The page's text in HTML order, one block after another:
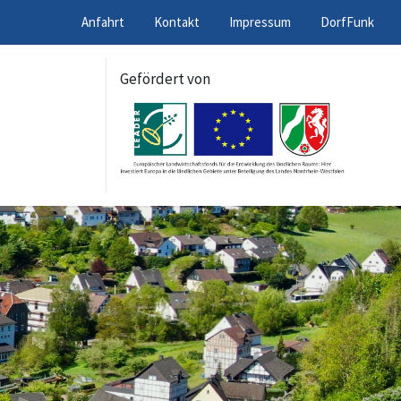
Anfahrt Kontakt Impressum DorfFunk
Gefördert von